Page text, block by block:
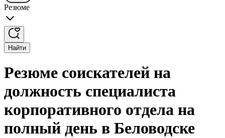
Резюме
Найти
Резюме соискателей на
должность специалиста
корпоративного отдела на
полный день в Беловодске